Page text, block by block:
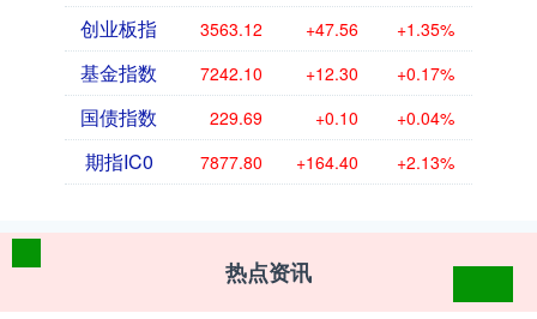
创业板指 3563.12 +47.56 +1.35%
基金指数 7242.10 +12.30 +0.17%
国债指数 229.69 +0.10 +0.04%
期指IC0 7877.80 +164.40 +2.13%
热点资讯